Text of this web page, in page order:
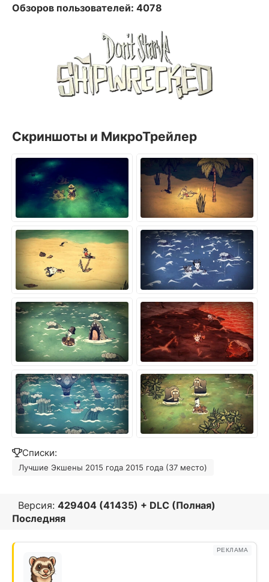
Обзоров пользователей: 4078
Скриншоты и МикроТрейлер
Списки:
Лучшие Экшены 2015 года 2015 года (37 место)
Версия: 429404 (41435) + DLC (Полная)
Последняя
РЕКЛАМА